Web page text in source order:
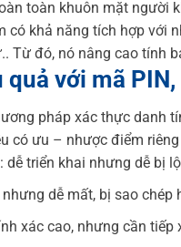
toàn khuôn mặt người
có khả năng tích hợp với
Từ đó, nó nâng cao tính
quả với mã
pháp xác thực danh
có ưu – nhược điểm
dễ triển khai nhưng dễ bị
dễ mất, bị sao chép
xác cao, nhưng cần